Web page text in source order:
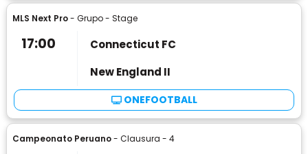
MLS Next Pro- Grupo - Stage
17:00
Connecticut FC
New England II
ONEFOOTBALL
Campeonato Peruano- Clausura - 4